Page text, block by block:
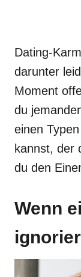
Dating-
darunter
Moment
du
einen
kannst, der
du den
Wenn